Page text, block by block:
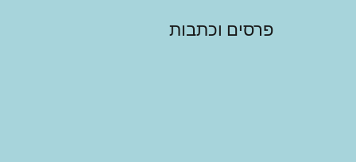
פרסים וכתבות